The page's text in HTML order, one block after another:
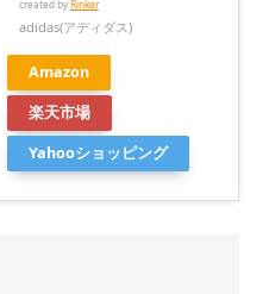
created byRinker
adidas(アディダス)
Amazon
楽天市場
Yahooショッピング